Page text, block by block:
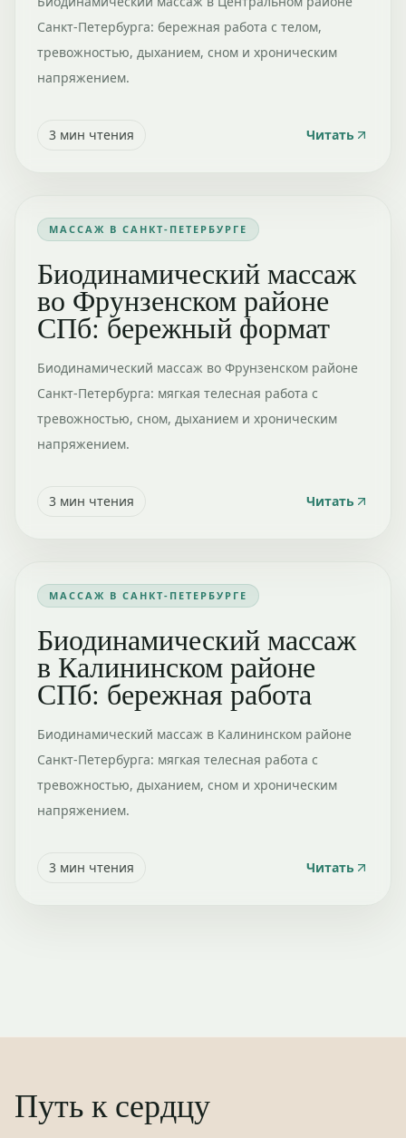
Санкт-Петербурга: бережная работа с телом,
тревожностью, дыханием, сном и хроническим
напряжением.
3 мин чтения Читать
МАССАЖ В САНКТ-ПЕТЕРБУРГЕ
Биодинамический массаж
во Фрунзенском районе
СПб: бережный формат
Биодинамический массаж во Фрунзенском районе
Санкт-Петербурга: мягкая телесная работа с
тревожностью, сном, дыханием и хроническим
напряжением.
3 мин чтения Читать
МАССАЖ В САНКТ-ПЕТЕРБУРГЕ
Биодинамический массаж
в Калининском районе
СПб: бережная работа
Биодинамический массаж в Калининском районе
Санкт-Петербурга: мягкая телесная работа с
тревожностью, дыханием, сном и хроническим
напряжением.
3 мин чтения Читать
Путь к сердцу